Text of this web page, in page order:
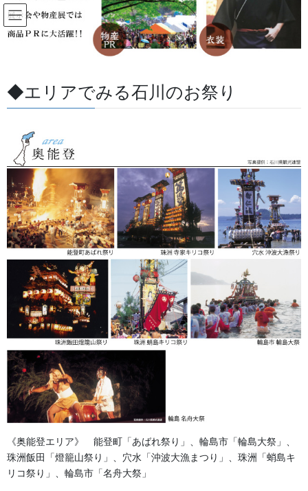
コ
ン
テ
移
動
ナ
ビ
ゲ
ン
に
How to order 祭り前掛け（けんた
い）のご注文の流れ
step1
ご来店またはお電話、当サイトお問い合わせフォームより
ご連絡下さい.
076-237-8888
電話でのお問い合わせはこちらにおかけ下さい
お問合せフォームはこちら
お気軽にお問い合わせください
step2
◆エリアでみる石川のお祭り
《奥能登エリア》 能登町「あばれ祭り」、輪島市「輪島大祭」、
珠洲飯田「燈籠山祭り」、穴水「沖波大漁まつり」、珠洲「蛸島キ
リコ祭り」、輪島市「名舟大祭」